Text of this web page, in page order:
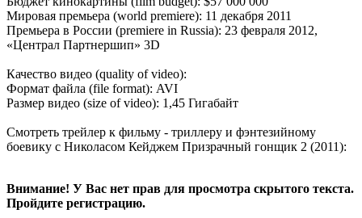
Мировая премьера (world premiere): 11 декабря 2011
Премьера в России (premiere in Russia): 23 февраля 2012,
«Централ Партнершип» 3D
Качество видео (quality of video):
Формат файла (file format): AVI
Размер видео (size of video): 1,45 Гигабайт
Смотреть трейлер к фильму - триллеру и фэнтезийному
боевику с Николасом Кейджем Призрачный гонщик 2 (2011):
Внимание! У Вас нет прав для просмотра скрытого текста.
Пройдите регистрацию.